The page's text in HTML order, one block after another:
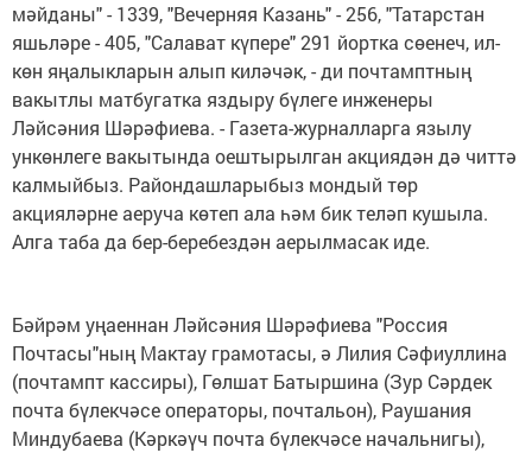
мәйданы" - 1339, "Вечерняя Казань" - 256, "Татарстан
яшьләре - 405, "Салават күпере" 291 йортка сөенеч, ил-
көн яңалыкларын алып киләчәк, - ди почтамптның
вакытлы матбугатка яздыру бүлеге инженеры
Ләйсәния Шәрәфиева. - Газета-журналларга язылу
ункөнлеге вакытында оештырылган акциядән дә читтә
калмыйбыз. Райондашларыбыз мондый төр
акцияләрне аеруча көтеп ала һәм бик теләп кушыла.
Алга таба да бер-беребездән аерылмасак иде.
Бәйрәм уңаеннан Ләйсәния Шәрәфиева "Россия
Почтасы"ның Мактау грамотасы, ә Лилия Сәфиуллина
(почтампт кассиры), Гөлшат Батыршина (Зур Сәрдек
почта бүлекчәсе операторы, почтальон), Раушания
Миндубаева (Кәркәүч почта бүлекчәсе начальнигы),